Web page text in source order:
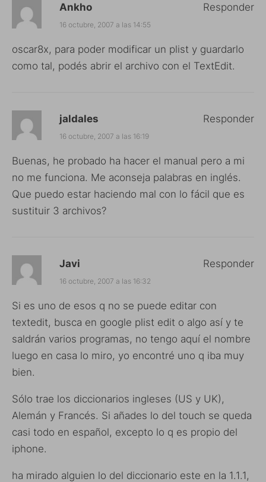
Ankho
16 octubre, 2007 a las 14:55
oscar8x, para poder modificar un plist y guardarlo
como tal, podés abrir el archivo con el TextEdit.
Responder
jaldales
16 octubre, 2007 a las 16:19
Buenas, he probado ha hacer el manual pero a mi
no me funciona. Me aconseja palabras en inglés.
Que puedo estar haciendo mal con lo fácil que es
sustituir 3 archivos?
Responder
Javi
16 octubre, 2007 a las 16:32
Si es uno de esos q no se puede editar con
textedit, busca en google plist edit o algo así y te
saldrán varios programas, no tengo aquí el nombre
luego en casa lo miro, yo encontré uno q iba muy
bien.
Sólo trae los diccionarios ingleses (US y UK),
Alemán y Francés. Si añades lo del touch se queda
casi todo en español, excepto lo q es propio del
iphone.
ha mirado alguien lo del diccionario este en la 1.1.1,
Responder